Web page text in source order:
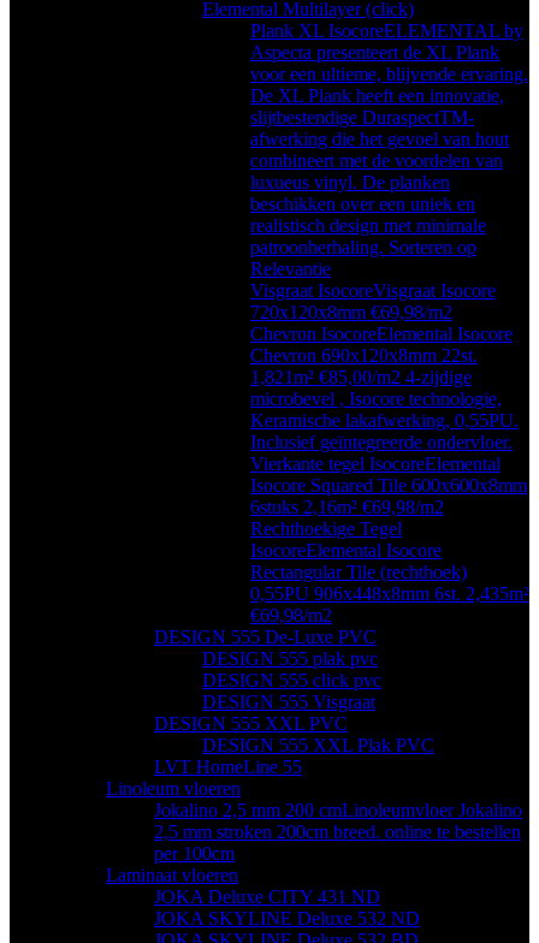
Elemental Multilayer (click)
Plank XL IsocoreELEMENTAL by
Aspecta presenteert de XL Plank
voor een ultieme, blijvende ervaring.
De XL Plank heeft een innovatie,
slijtbestendige DuraspectTM-
afwerking die het gevoel van hout
combineert met de voordelen van
luxueus vinyl. De planken
beschikken over een uniek en
realistisch design met minimale
patroonherhaling. Sorteren op
Relevantie
Visgraat IsocoreVisgraat Isocore
720x120x8mm €69,98/m2
Chevron IsocoreElemental Isocore
Chevron 690x120x8mm 22st.
1,821m² €85,00/m2 4-zijdige
microbevel , Isocore technologie,
Keramische lakafwerking, 0,55PU.
Inclusief geïntegreerde ondervloer.
Vierkante tegel IsocoreElemental
Isocore Squared Tile 600x600x8mm
6stuks 2,16m² €69,98/m2
Rechthoekige Tegel
IsocoreElemental Isocore
Rectangular Tile (rechthoek)
0,55PU 906x448x8mm 6st. 2,435m²
€69,98/m2
DESIGN 555 De-Luxe PVC
DESIGN 555 plak pvc
DESIGN 555 click pvc
DESIGN 555 Visgraat
DESIGN 555 XXL PVC
DESIGN 555 XXL Plak PVC
LVT HomeLine 55
Linoleum vloeren
Jokalino 2,5 mm 200 cmLinoleumvloer Jokalino
2,5 mm stroken 200cm breed. online te bestellen
per 100cm
Laminaat vloeren
JOKA Deluxe CITY 431 ND
JOKA SKYLINE Deluxe 532 ND